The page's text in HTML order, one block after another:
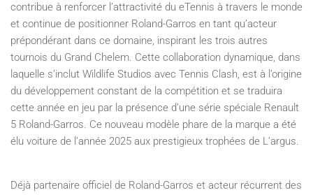
contribue à renforcer l’attractivité du eTennis à travers le monde
et continue de positionner Roland-Garros en tant qu’acteur
prépondérant dans ce domaine, inspirant les trois autres
tournois du Grand Chelem. Cette collaboration dynamique, dans
laquelle s’inclut Wildlife Studios avec Tennis Clash, est à l’origine
du développement constant de la compétition et se traduira
cette année en jeu par la présence d’une série spéciale Renault
5 Roland-Garros. Ce nouveau modèle phare de la marque a été
élu voiture de l’année 2025 aux prestigieux trophées de L’argus.
Déjà partenaire officiel de Roland-Garros et acteur récurrent des